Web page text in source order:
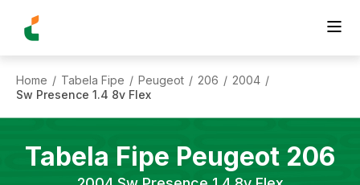
Home / Tabela Fipe / Peugeot / 206 / 2004 /
Sw Presence 1.4 8v Flex
Tabela Fipe Peugeot 206